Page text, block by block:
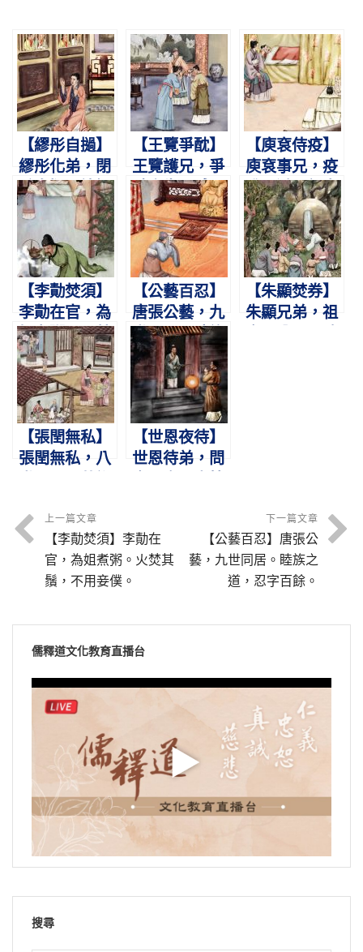
【繆彤自撾】
繆彤化弟，閉
戶自撾。諸婦
謝罪，得以齊
家。
【王覽爭酖】
王覽護兄，爭
酖舍生。感母
悔悟，九代公
卿。
【庾袞侍疫】
庾袞事兄，疫
盛不避。親自
扶持，晝夜不
寐。
【李勣焚須】
李勣在官，為
姐煮粥。火焚
其鬚，不用妾
僕。
【公藝百忍】
唐張公藝，九
世同居。睦族
之道，忍字百
餘。
【朱顯焚券】
朱顯兄弟，祖
【張閏無私】
張閏無私，八
如。
【世恩夜待】
世恩待弟，問
上一篇文章
【李勣焚須】李勣在
官，為姐煮粥。火焚其
鬚，不用妾僕。
下一篇文章
【公藝百忍】唐張公
藝，九世同居。睦族之
道，忍字百餘。
儒釋道文化教育直播台
搜尋